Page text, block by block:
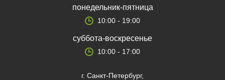
понедельник-пятница
10:00 - 19:00
суббота-воскресенье
10:00 - 17:00
г. Санкт-Петербург,